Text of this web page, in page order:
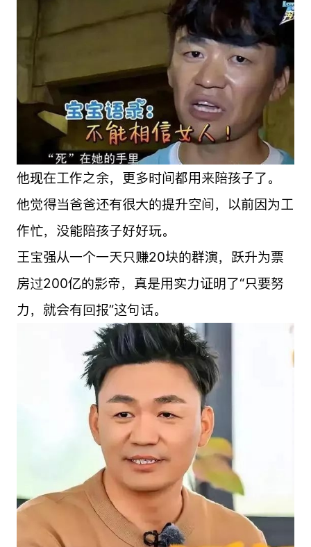
他现在工作之余，更多时间都用来陪孩子了。
他觉得当爸爸还有很大的提升空间，以前因为工
作忙，没能陪孩子好好玩。
王宝强从一个一天只赚20块的群演，跃升为票
房过200亿的影帝，真是用实力证明了“只要努
力，就会有回报”这句话。